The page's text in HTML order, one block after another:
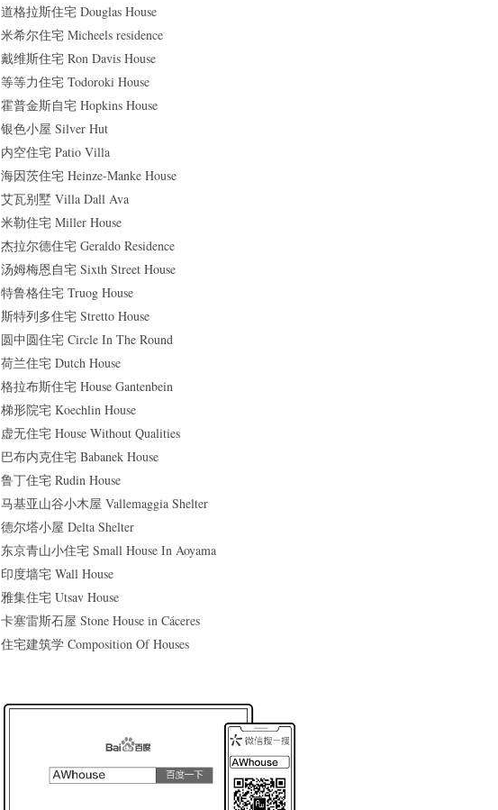
道格拉斯住宅 Douglas House
米希尔住宅 Micheels residence
戴维斯住宅 Ron Davis House
等等力住宅 Todoroki House
霍普金斯自宅 Hopkins House
银色小屋 Silver Hut
内空住宅 Patio Villa
海因茨住宅 Heinze-Manke House
艾瓦别墅 Villa Dall Ava
米勒住宅 Miller House
杰拉尔德住宅 Geraldo Residence
汤姆梅恩自宅 Sixth Street House
特鲁格住宅 Truog House
斯特列多住宅 Stretto House
圆中圆住宅 Circle In The Round
荷兰住宅 Dutch House
格拉布斯住宅 House Gantenbein
梯形院宅 Koechlin House
虚无住宅 House Without Qualities
巴布内克住宅 Babanek House
鲁丁住宅 Rudin House
马基亚山谷小木屋 Vallemaggia Shelter
德尔塔小屋 Delta Shelter
东京青山小住宅 Small House In Aoyama
印度墙宅 Wall House
雅集住宅 Utsav House
卡塞雷斯石屋 Stone House in Cáceres
住宅建筑学 Composition Of Houses